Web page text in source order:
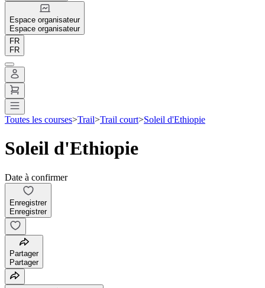
Espace organisateur
Espace organisateur
FR
FR
Toutes les courses>Trail>Trail court>Soleil d'Ethiopie
Soleil d'Ethiopie
Date à confirmer
Enregistrer
Enregistrer
Partager
Partager